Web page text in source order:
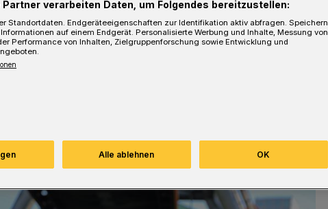
nach Barmen.
verarbeiten Daten, um Folgendes bereitzustellen:
Standortdaten. Endgeräteeigenschaften zur Identifikation aktiv abfragen. Speichern
auf einem Endgerät. Personalisierte Werbung und Inhalte, Messung von
Performance von Inhalten, Zielgruppenforschung sowie Entwicklung und
Alle ablehnen OK